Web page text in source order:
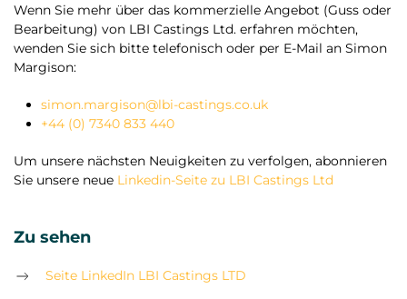
Wenn Sie mehr über das kommerzielle Angebot (Guss oder
Bearbeitung) von LBI Castings Ltd. erfahren möchten,
wenden Sie sich bitte telefonisch oder per E-Mail an Simon
Margison:
simon.margison@lbi-castings.co.uk
+44 (0) 7340 833 440
Um unsere nächsten Neuigkeiten zu verfolgen, abonnieren
Sie unsere neue Linkedin-Seite zu LBI Castings Ltd
Zu sehen
Seite LinkedIn LBI Castings LTD